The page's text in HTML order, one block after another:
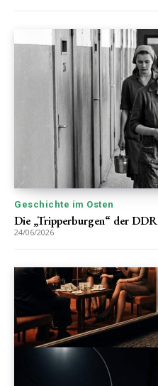
Geschichte im Osten
Die „Tripperburgen“ der DDR
24/06/2026